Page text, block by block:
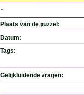
-
Plaats van de puzzel:
Datum:
Tags:
Gelijkluidende vragen: